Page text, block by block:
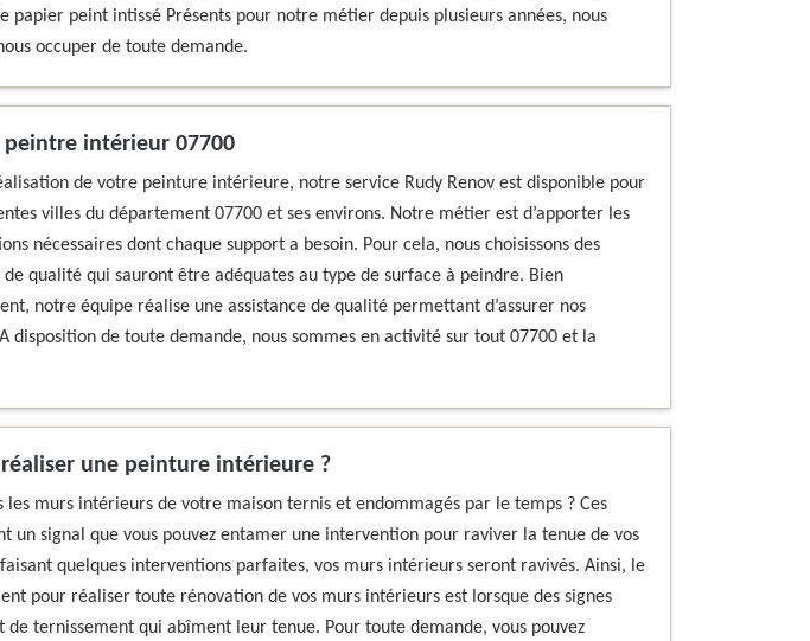
papier peint intissé Présents pour notre métier depuis plusieurs années, nous
occuper de toute demande.
intérieur 07700
de votre peinture intérieure, notre service Rudy Renov est disponible pour
villes du département 07700 et ses environs. Notre métier est d’apporter les
nécessaires dont chaque support a besoin. Pour cela, nous choisissons des
de qualité qui sauront être adéquates au type de surface à peindre. Bien
notre équipe réalise une assistance de qualité permettant d’assurer nos
disposition de toute demande, nous sommes en activité sur tout 07700 et la
une peinture intérieure ?
les murs intérieurs de votre maison ternis et endommagés par le temps ? Ces
un signal que vous pouvez entamer une intervention pour raviver la tenue de vos
quelques interventions parfaites, vos murs intérieurs seront ravivés. Ainsi, le
pour réaliser toute rénovation de vos murs intérieurs est lorsque des signes
de ternissement qui abîment leur tenue. Pour toute demande, vous pouvez